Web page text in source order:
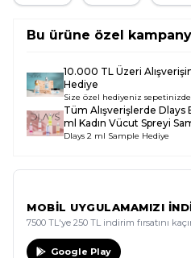
Bu ürüne özel
10.000 TL Üzeri
Hediye
Size özel hediyeniz
Tüm Alışverişlerde Dlays
ml Kadın Vücut Spreyi
Dlays 2 ml Sample Hediye
MOBİL UYGULAMAMIZI
7500 TL'ye 250 TL indirim fırsatını
Google Play